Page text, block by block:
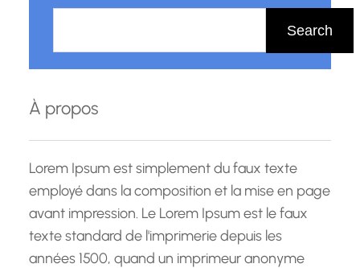
h
r
c
h
Search
À propos
Lorem Ipsum est simplement du faux texte
employé dans la composition et la mise en page
avant impression. Le Lorem Ipsum est le faux
texte standard de l'imprimerie depuis les
années 1500, quand un imprimeur anonyme